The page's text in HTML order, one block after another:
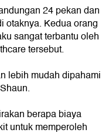
24 pekan dan
otaknya. Kedua orang
sangat terbantu oleh
tersebut.
lebih mudah dipahami
berapa biaya
untuk memperoleh